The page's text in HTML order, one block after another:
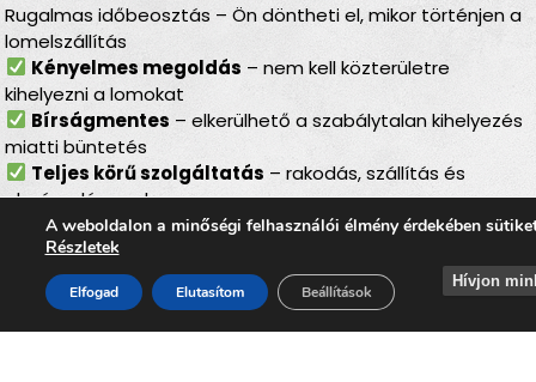
Rugalmas időbeosztás – Ön döntheti el, mikor történjen a
lomelszállítás
Kényelmes megoldás – nem kell közterületre
kihelyezni a lomokat
Bírságmentes – elkerülhető a szabálytalan kihelyezés
miatti büntetés
Teljes körű szolgáltatás – rakodás, szállítás és
elszámolás egyben
Környezetbarát– felelős, szelektív hulladékkezelés
Gyors és megbízható
várakozás nélkül
Lomtalanítás Zselickislak
A weboldalon a minőségi felhasználói élmény érdekében
Részletek
Elfogad Elutasítom Beállítások
Hívjon